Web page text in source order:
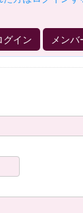
グイン メン